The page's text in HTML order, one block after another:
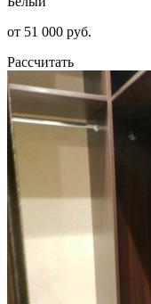
от 51 000 руб.
Рассчитать